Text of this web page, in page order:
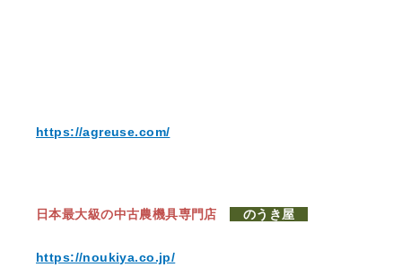
https://agreuse.com/
日本最大級の中古農機具専門店 のうき屋
https://noukiya.co.jp/